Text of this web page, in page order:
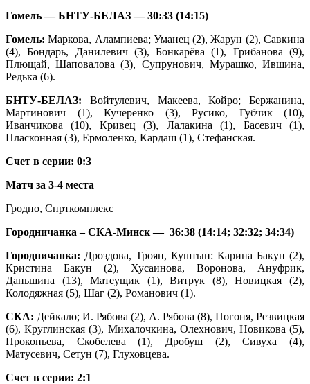
Гомель —БНТУ-БЕЛАЗ —30:33 (14:15)
Гомель:Маркова, Алампиева; Уманец (2), Жарун (2), Савкина
(4), Бондарь, Данилевич (3), Бонкарёва (1), Грибанова (9),
Плющай, Шаповалова (3), Супрунович, Мурашко, Ившина,
Редька (6).
БНТУ-БЕЛАЗ: Войтулевич, Макеева, Койро; Бержанина,
Мартинович (1), Кучеренко (3), Русико, Губчик (10),
Иванчикова (10), Кривец (3), Лалакина (1), Басевич (1),
Пласконная (3), Ермоленко, Кардаш (1), Стефанская.
Счет в серии: 0:3
Матч за 3-4 места
Гродно, Спрткомплекс
Городничанка –СКА-Минск — 36:38 (14:14; 32:32; 34:34)
Городничанка: Дроздова, Троян, Куштын: Карина Бакун (2),
Кристина Бакун (2), Хусаинова, Воронова, Ануфрик,
Даньшина (13), Матеущик (1), Витрук (8), Новицкая (2),
Колодяжная (5), Шаг (2), Романович (1).
СКА: Дейкало; И. Рябова (2), А. Рябова (8), Погоня, Резвицкая
(6), Круглинская (3), Михалочкина, Олехнович, Новикова (5),
Прокопьева, Скобелева (1), Дробуш (2), Сивуха (4),
Матусевич, Сетун (7), Глуховцева.
Счет в серии: 2:1